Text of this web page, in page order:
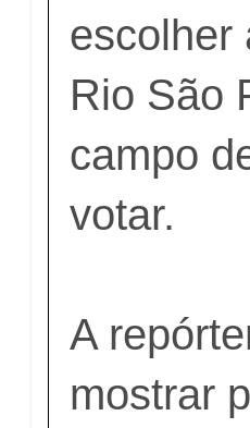
escolher
Rio São
campo
votar.
A
mostrar